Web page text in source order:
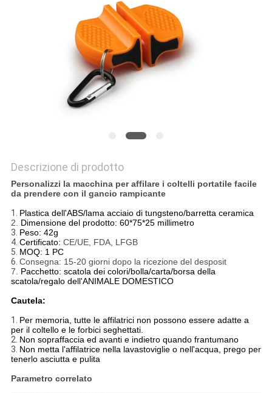
Descrizione di prodotto
Personalizzi la macchina per affilare i coltelli portatile facile
da prendere con il gancio rampicante
1. Plastica dell'ABS/lama acciaio di tungsteno/barretta ceramica
2. Dimensione del prodotto: 60*75*25 millimetro
3. Peso: 42g
4. Certificato: CE/UE, FDA, LFGB
5. MOQ: 1 PC
6. Consegna: 15-20 giorni dopo la ricezione del desposit
7. Pacchetto: scatola dei colori/bolla/carta/borsa della
scatola/regalo dell'ANIMALE DOMESTICO
Cautela:
1. Per memoria, tutte le affilatrici non possono essere adatte a
per il coltello e le forbici seghettati.
2. Non sopraffaccia ed avanti e indietro quando frantumano
3. Non metta l'affilatrice nella lavastoviglie o nell'acqua, prego per
tenerlo asciutta e pulita
Parametro correlato